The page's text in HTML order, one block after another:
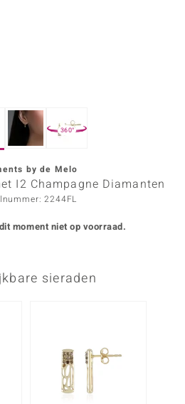
360°
by de Melo
I2 Champagne Diamanten
2244FL
moment niet op voorraad.
sieraden